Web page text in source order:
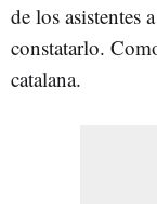
de los asistentes
constatarlo.
catalana.